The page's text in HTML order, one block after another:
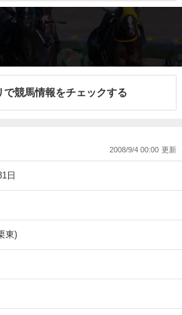
で競馬情報をチェックする
2008/9/4 00:00
日
東)